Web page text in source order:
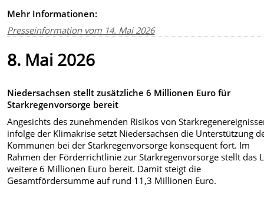
Mehr Informationen:
Presseinformation vom 14. Mai 2026
8. Mai 2026
Niedersachsen stellt zusätzliche 6 Millionen Euro für
Starkregenvorsorge bereit
Angesichts des zunehmenden Risikos von
infolge der Klimakrise setzt Niedersachsen die Unterstützung
Kommunen bei der Starkregenvorsorge konsequent fort. Im
Rahmen der Förderrichtlinie zur Starkregenvorsorge stellt das
weitere 6 Millionen Euro bereit. Damit steigt die
Gesamtfördersumme auf rund 11,3 Millionen Euro.